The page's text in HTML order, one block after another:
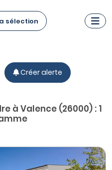
sélection
Créer alerte
à Valence (26000) : 1